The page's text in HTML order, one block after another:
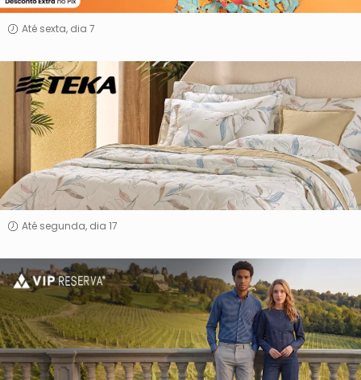
Até sexta, dia 7
Teka
Até segunda, dia 17
Vip
Reserva